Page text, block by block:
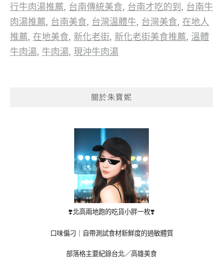
行牛肉湯推薦, 台南傳統美食, 台南才吃的到 , 台南牛
肉湯推薦, 台南美食, 台灣溫體牛, 台灣美食, 在地人
推薦, 在地美食, 新化老街, 新化老街美食推薦, 溫體
牛肉湯, 牛肉湯, 現沖牛肉湯
關於朱寶妮
❣️北高兩地跑的吃貨小胖一枚❣️
口味偏刁｜自帶測試食材新鮮度的過敏體質
部落格主要紀錄台北／高雄美食